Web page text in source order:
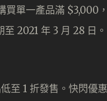
買單一產品滿 $3,000
2021 年 3 月 28 日。
至 1 折發售。快閃優